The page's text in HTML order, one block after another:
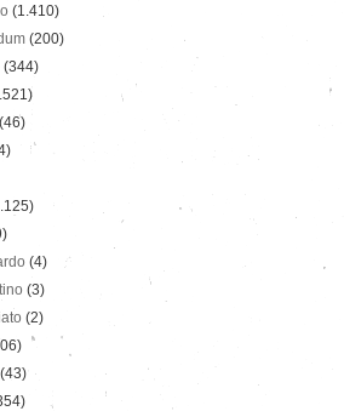
(1.410)
(200)
(344)
(46)
(4)
(3)
(2)
(43)